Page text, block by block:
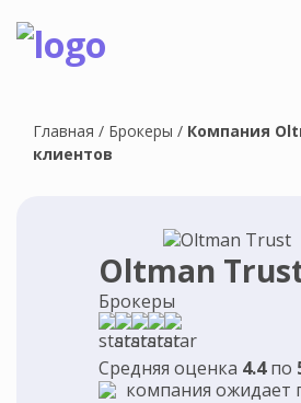
Главная / Брокеры / Компания
клиентов
Oltman
Брокеры
Средняя оценка 4.4по
компания ожидает